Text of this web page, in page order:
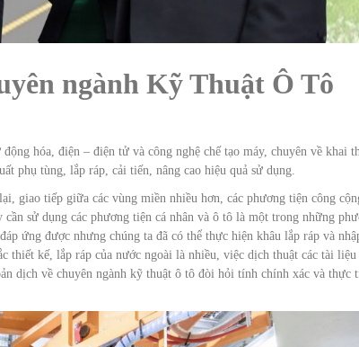
ngành Kỹ Thuật Ô Tô
hóa, điện – điện tử và công nghệ chế tạo máy, chuyên về khai
phụ tùng, lắp ráp, cải tiến, nâng cao hiệu quả sử dụng.
giao tiếp giữa các vùng miền nhiều hơn, các phương tiện công
sử dụng các phương tiện cá nhân và ô tô là một trong những
ứng được nhưng chúng ta đã có thể thực hiện khâu lắp ráp và
thiết kế, lắp ráp của nước ngoài là nhiều, việc dịch thuật các tài liệu
dịch về chuyên ngành kỹ thuật ô tô đòi hỏi tính chính xác và thực